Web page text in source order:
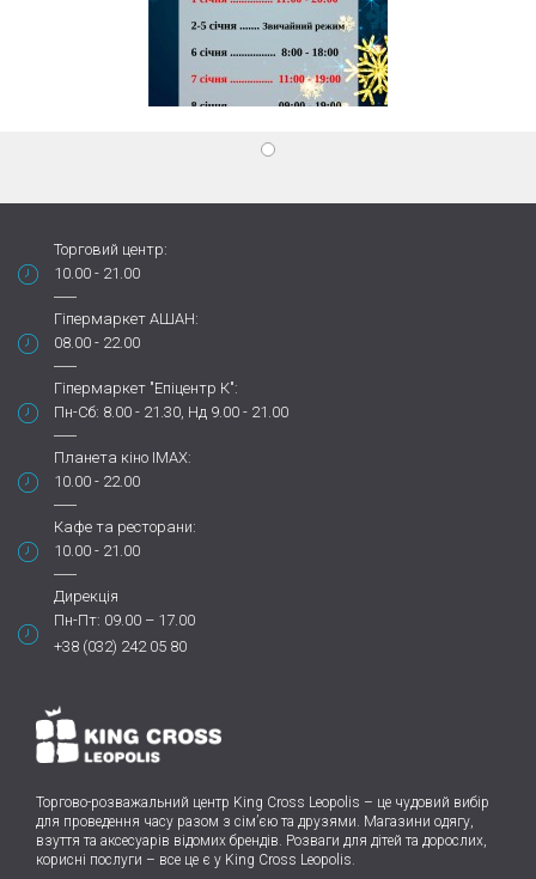
Торговий центр:
10.00 - 21.00
Гіпермаркет АШАН:
08.00 - 22.00
Гіпермаркет "Епіцентр К":
Пн-Сб: 8.00 - 21.30, Нд 9.00 - 21.00
Планета кіно IMAX:
10.00 - 22.00
Кафе та ресторани:
10.00 - 21.00
Дирекція
Пн-Пт: 09.00 – 17.00
+38 (032) 242 05 80
Торгово-розважальний центр King Cross Leopolis – це чудовий вибір
для проведення часу разом з сім’єю та друзями. Магазини одягу,
взуття та аксесуарів відомих брендів. Розваги для дітей та дорослих,
корисні послуги – все це є у King Cross Leopolis.